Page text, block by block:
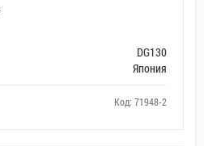
DG130
Япония
Код: 71948-2